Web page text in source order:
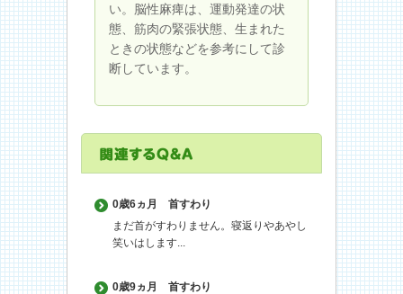
い。脳性麻痺は、運動発達の状
態、筋肉の緊張状態、生まれた
ときの状態などを参考にして診
断しています。
0歳6ヵ月
首すわり
まだ首がすわりません。寝返りやあやし
笑いはします...
0歳9ヵ月
首すわり